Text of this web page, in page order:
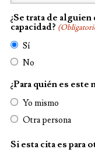
¿Se trata de
capacidad?
Sí
No
¿Para quién es este
Yo mismo
Otra persona
Si esta cita es para